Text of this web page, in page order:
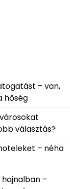
– van,
hőség
választás?
– néha
–